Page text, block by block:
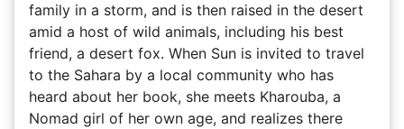
family in a storm, and is then raised in the desert
amid a host of wild animals, including his best
friend, a desert fox. When Sun is invited to travel
to the Sahara by a local community who has
heard about her book, she meets Kharouba, a
Nomad girl of her own age, and realizes there